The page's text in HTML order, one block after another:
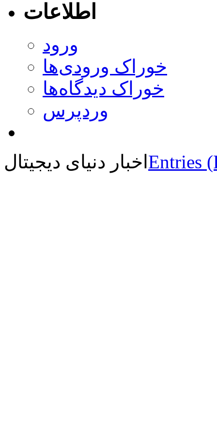
اطلاعات
ورود
خوراک ورودی‌ها
خوراک دیدگاه‌ها
وردپرس
اخبار دنیای دیجیتال Entries